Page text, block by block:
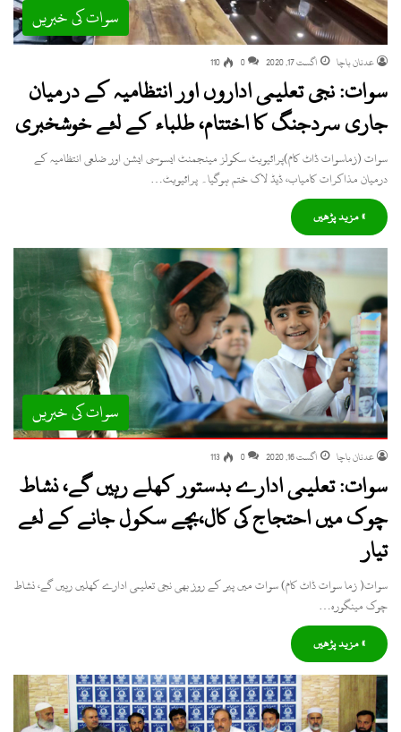
سوات کی خبریں
عدنان باچا اگست 17, 2020 0
110
سوات: نجی تعلیمی اداروں اور انتظامیہ کے درمیان
جاری سردجنگ کا اختتام، طلباء کے لئے خوشخبری
سوات (زماسوات ڈاٹ کام)پرائیویٹ سکولز مینجمنٹ ایسوسی ایشن اور ضلعی انتظامیہ کے
درمیان مذاکرات کامیاب، ڈیڈ لاک ختم ہوگیا۔ پرائیویٹ…
» مزید پڑھیں
سوات کی خبریں
عدنان باچا اگست 16, 2020 0
113
سوات: تعلیمی ادارے بدستور کھلے رہیں گے، نشاط
چوک میں احتجاج کی کال،بچے سکول جانے کے لئے
تیار
سوات( زما سوات ڈاٹ کام) سوات میں پیر کے روز بھی نجی تعلیمی ادارے کھلیں رہیں گے، نشاط
چوک مینگورہ…
» مزید پڑھیں